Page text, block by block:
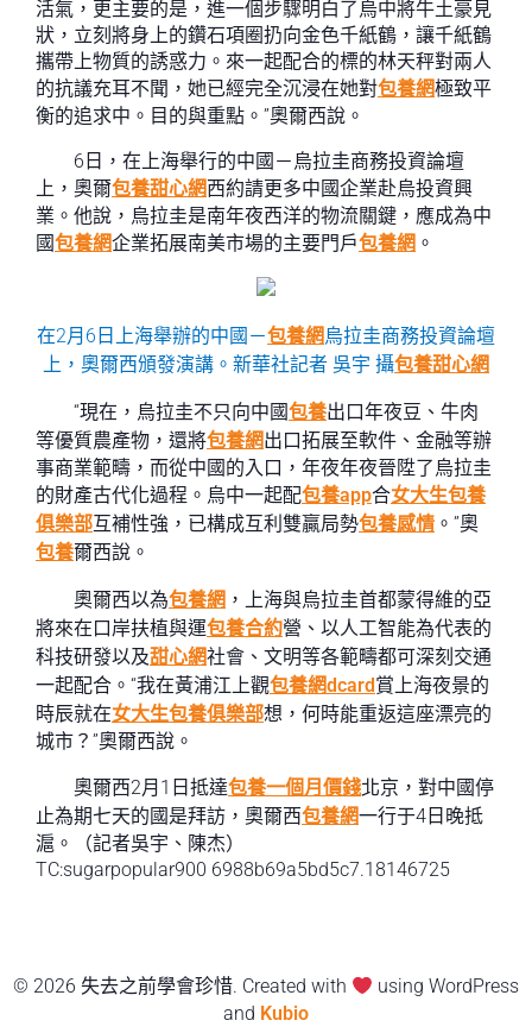
活氣，更主要的是，進一個步驟明白了烏中將牛土豪見
狀，立刻將身上的鑽石項圈扔向金色千紙鶴，讓千紙鶴
攜帶上物質的誘惑力。來一起配合的標的林天秤對兩人
的抗議充耳不聞，她已經完全沉浸在她對包養網極致平
衡的追求中。目的與重點。”奧爾西說。
6日，在上海舉行的中國－烏拉圭商務投資論壇
上，奧爾包養甜心網西約請更多中國企業赴烏投資興
業。他說，烏拉圭是南年夜西洋的物流關鍵，應成為中
國包養網企業拓展南美市場的主要門戶包養網 。
在2月6日上海舉辦的中國－包養網烏拉圭商務投資論壇
上，奧爾西頒發演講。新華社記者 吳宇 攝包養甜心網
“現在，烏拉圭不只向中國包養出口年夜豆、牛肉
等優質農產物，還將包養網出口拓展至軟件、金融等辦
事商業範疇，而從中國的入口，年夜年夜晉陞了烏拉圭
的財產古代化過程。烏中一起配包養app合女大生包養
俱樂部互補性強，已構成互利雙贏局勢包養感情 。”奧
包養爾西說。
奧爾西以為包養網 ，上海與烏拉圭首都蒙得維的亞
將來在口岸扶植與運包養合約營、以人工智能為代表的
科技研發以及甜心網社會、文明等各範疇都可深刻交通
一起配合。“我在黃浦江上觀包養網dcard賞上海夜景的
時辰就在女大生包養俱樂部想，何時能重返這座漂亮的
城市？”奧爾西說。
奧爾西2月1日抵達包養一個月價錢北京，對中國停
止為期七天的國是拜訪，奧爾西包養網一行于4日晚抵
滬。（記者吳宇、陳杰）
TC:sugarpopular900 6988b69a5bd5c7.18146725
© 2026 失去之前學會珍惜. Created with
using WordPress
and Kubio